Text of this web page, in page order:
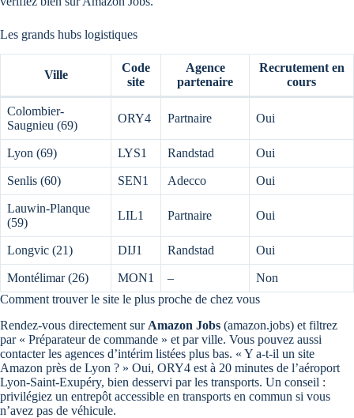
Les grands hubs logistiques
Ville
Code
site
Agence
partenaire
Recrutement en
cours
Colombier-
Saugnieu (69)
ORY4 Partnaire Oui
Lyon (69) LYS1 Randstad Oui
Senlis (60) SEN1 Adecco Oui
Lauwin-Planque
(59)
LIL1 Partnaire Oui
Longvic (21) DIJ1 Randstad Oui
Montélimar (26) MON1 –
Non
Comment trouver le site le plus proche de chez vous
Rendez-vous directement sur Amazon Jobs (amazon.jobs) et filtrez
par « Préparateur de commande » et par ville. Vous pouvez aussi
contacter les agences d’intérim listées plus bas. « Y a-t-il un site
Amazon près de Lyon ? » Oui, ORY4 est à 20 minutes de l’aéroport
Lyon-Saint-Exupéry, bien desservi par les transports. Un conseil :
privilégiez un entrepôt accessible en transports en commun si vous
n’avez pas de véhicule.